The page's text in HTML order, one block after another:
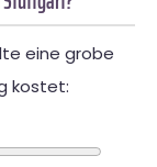
eine grobe
kostet: